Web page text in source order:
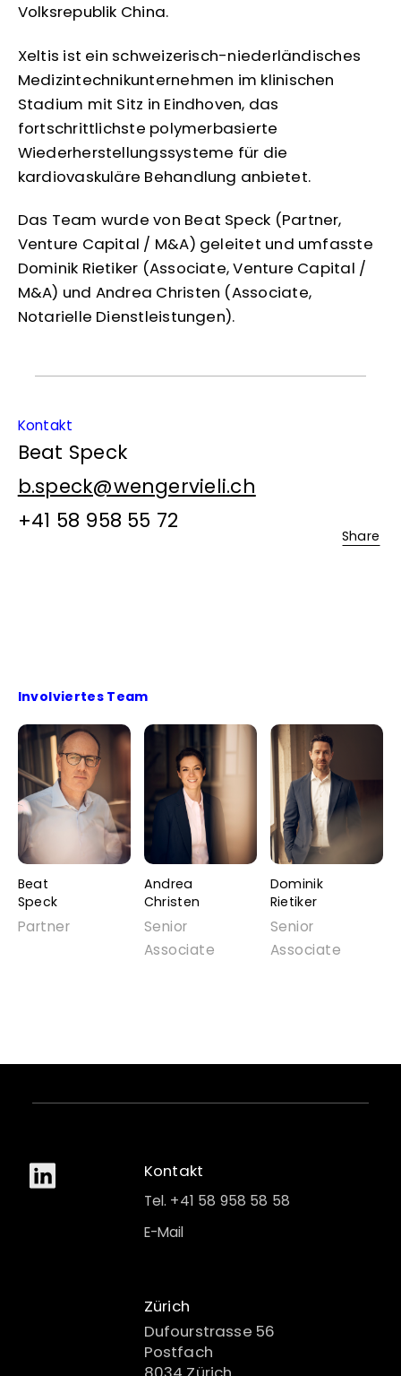
Volksrepublik China.
Xeltis ist ein schweizerisch-niederländisches
Medizintechnikunternehmen im klinischen
Stadium mit Sitz in Eindhoven, das
fortschrittlichste polymerbasierte
Wiederherstellungssysteme für die
kardiovaskuläre Behandlung anbietet.
Das Team wurde von Beat Speck (Partner,
Venture Capital / M&A) geleitet und umfasste
Dominik Rietiker (Associate, Venture Capital /
M&A) und Andrea Christen (Associate,
Notarielle Dienstleistungen).
Kontakt
Beat Speck
b.speck@wengervieli.ch
+41 58 958 55 72
Involviertes Team
Beat
Speck
Partner
Andrea
Christen
Senior
Associate
Dominik
Rietiker
Senior
Associate
Share
Kontakt
Tel. +41 58 958 58 58
E-Mail
Zürich
Dufourstrasse 56
Postfach